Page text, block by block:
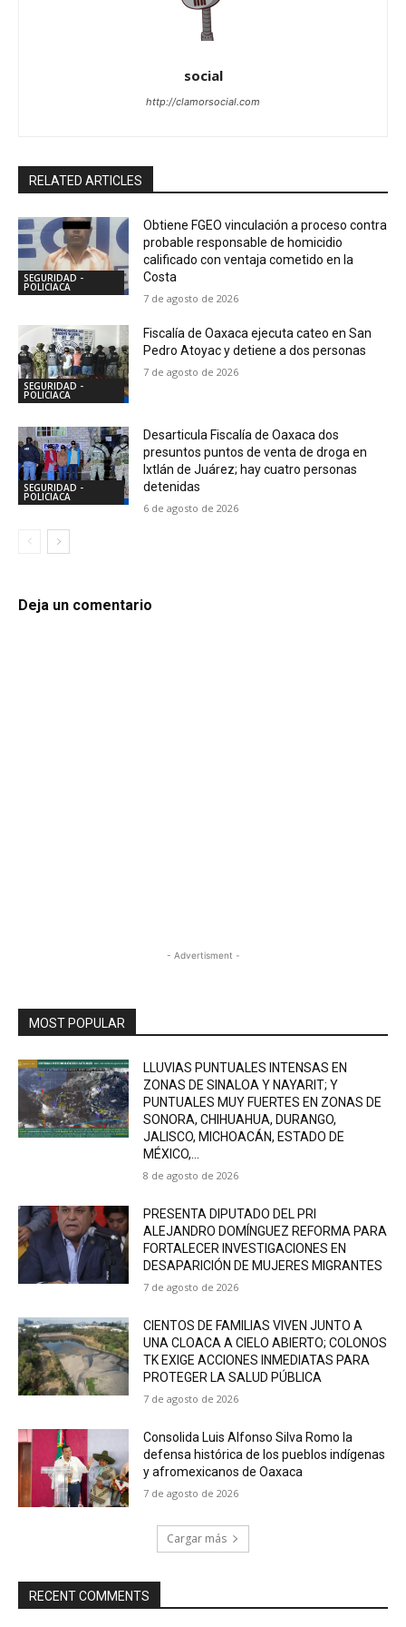
social
http://clamorsocial.com
RELATED ARTICLES
SEGURIDAD -
POLICIACA
Obtiene FGEO vinculación a proceso contra
probable responsable de homicidio
calificado con ventaja cometido en la
Costa
7 de agosto de 2026
SEGURIDAD -
POLICIACA
Fiscalía de Oaxaca ejecuta cateo en San
Pedro Atoyac y detiene a dos personas
7 de agosto de 2026
SEGURIDAD -
POLICIACA
Desarticula Fiscalía de Oaxaca dos
presuntos puntos de venta de droga en
Ixtlán de Juárez; hay cuatro personas
detenidas
6 de agosto de 2026
Deja un comentario
- Advertisment -
MOST POPULAR
LLUVIAS PUNTUALES INTENSAS EN
ZONAS DE SINALOA Y NAYARIT; Y
PUNTUALES MUY FUERTES EN ZONAS DE
SONORA, CHIHUAHUA, DURANGO,
JALISCO, MICHOACÁN, ESTADO DE
MÉXICO,...
8 de agosto de 2026
PRESENTA DIPUTADO DEL PRI
ALEJANDRO DOMÍNGUEZ REFORMA PARA
FORTALECER INVESTIGACIONES EN
DESAPARICIÓN DE MUJERES MIGRANTES
7 de agosto de 2026
CIENTOS DE FAMILIAS VIVEN JUNTO A
UNA CLOACA A CIELO ABIERTO; COLONOS
TK EXIGE ACCIONES INMEDIATAS PARA
PROTEGER LA SALUD PÚBLICA
7 de agosto de 2026
Consolida Luis Alfonso Silva Romo la
defensa histórica de los pueblos indígenas
y afromexicanos de Oaxaca
7 de agosto de 2026
Cargar más
RECENT COMMENTS